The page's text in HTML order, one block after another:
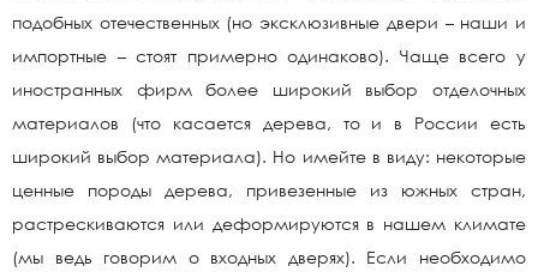
подобных отечественных (но эксклюзивные двери – наши и
импортные – стоят примерно одинаково). Чаще всего у
иностранных фирм более широкий выбор отделочных
материалов (что касается дерева, то и в России есть
широкий выбор материала). Но имейте в виду: некоторые
ценные породы дерева, привезенные из южных стран,
растрескиваются или деформируются в нашем климате
(мы ведь говорим о входных дверях). Если необходимо